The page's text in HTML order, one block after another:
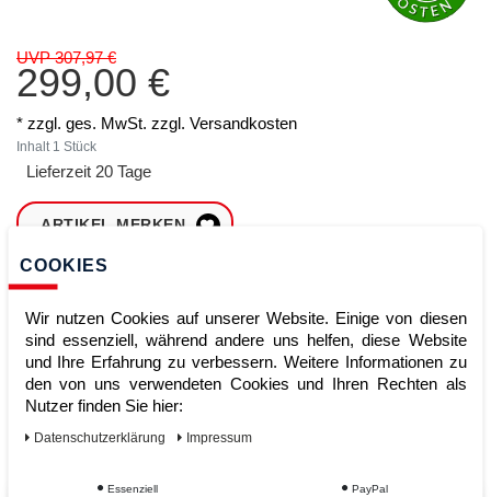
UVP 307,97 €
299,00 €
* zzgl. ges. MwSt. zzgl. Versandkosten
Inhalt 1 Stück
Lieferzeit 20 Tage
ARTIKEL MERKEN
Sofort lieferbar
COOKIES
Wir nutzen Cookies auf unserer Website. Einige von diesen
sind essenziell, während andere uns helfen, diese Website
und Ihre Erfahrung zu verbessern. Weitere Informationen zu
den von uns verwendeten Cookies und Ihren Rechten als
Nutzer finden Sie hier:
Daten­schutz­erklärung Impressum
Essenziell PayPal